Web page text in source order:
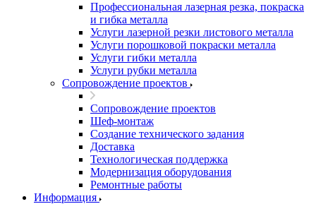
Профессиональная лазерная резка, покраска
и гибка металла
Услуги лазерной резки листового металла
Услуги порошковой покраски металла
Услуги гибки металла
Услуги рубки металла
Сопровождение проектов
Сопровождение проектов
Шеф-монтаж
Создание технического задания
Доставка
Технологическая поддержка
Модернизация оборудования
Ремонтные работы
Информация